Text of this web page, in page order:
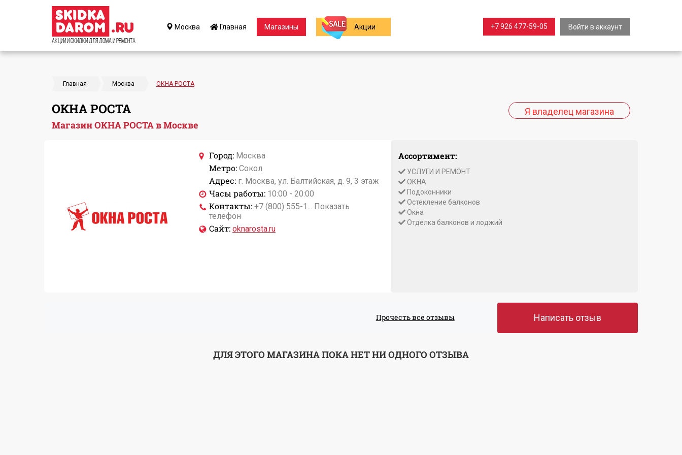
Акции и Скидки для дома и ремонта
Москва Главная Магазины Акции Войти в аккаунт
+7 926 477-59-05
Главная Москва ОКНА РОСТА
ОКНА РОСТА
Магазин ОКНА РОСТА в Москве
Город: Москва
Метро: Сокол
Адрес: г. Москва, ул. Балтийская, д. 9, 3 этаж
Часы работы: 10:00 - 20:00
Контакты: +7 (800) 555-1... Показать
телефон
Сайт: oknarosta.ru
Ассортимент:
УСЛУГИ И РЕМОНТ
ОКНА
Подоконники
Остекление балконов
Окна
Отделка балконов и лоджий
Прочесть все отзывы Написать отзыв
ДЛЯ ЭТОГО МАГАЗИНА ПОКА НЕТ НИ ОДНОГО ОТЗЫВА